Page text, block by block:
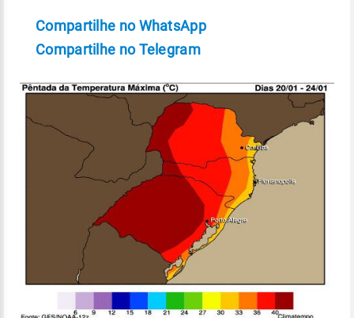
Compartilhe no WhatsApp
Compartilhe no Telegram